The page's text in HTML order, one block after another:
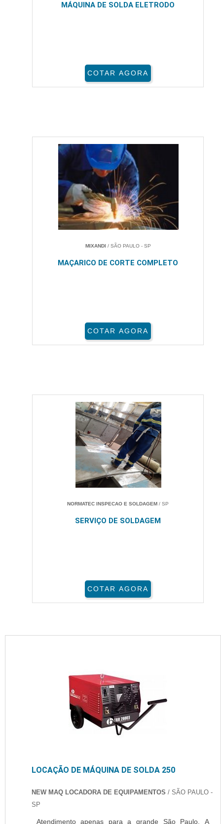
MÁQUINA DE SOLDA ELETRODO
COTAR AGORA
MIXANDI / SÃO PAULO - SP
MAÇARICO DE CORTE COMPLETO
COTAR AGORA
NORMATEC INSPECAO E SOLDAGEM / SP
SERVIÇO DE SOLDAGEM
COTAR AGORA
LOCAÇÃO DE MÁQUINA DE SOLDA 250
NEW MAQ LOCADORA DE EQUIPAMENTOS / SÃO PAULO -
SP
Atendimento apenas para a grande São Paulo. A